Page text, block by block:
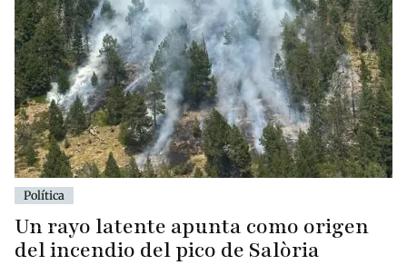
Política
Un rayo latente apunta como origen
del incendio del pico de Salòria